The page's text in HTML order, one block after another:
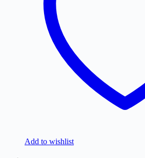
Add to wishlist